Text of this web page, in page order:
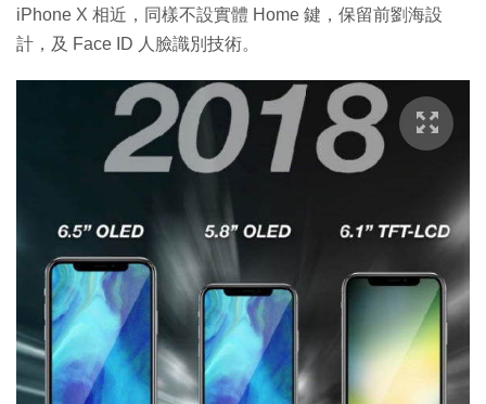
iPhone X 相近，同樣不設實體 Home 鍵，保留前劉海設
計，及 Face ID 人臉識別技術。